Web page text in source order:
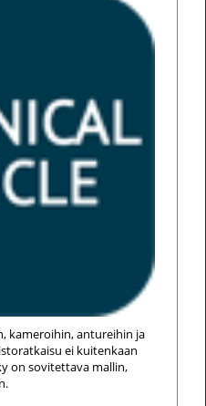
kameroihin, antureihin ja
ei kuitenkaan
on sovitettava mallin,